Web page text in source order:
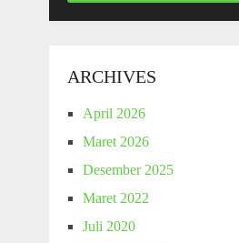
ARCHIVES
April 2026
Maret 2026
Desember 2025
Maret 2022
Juli 2020